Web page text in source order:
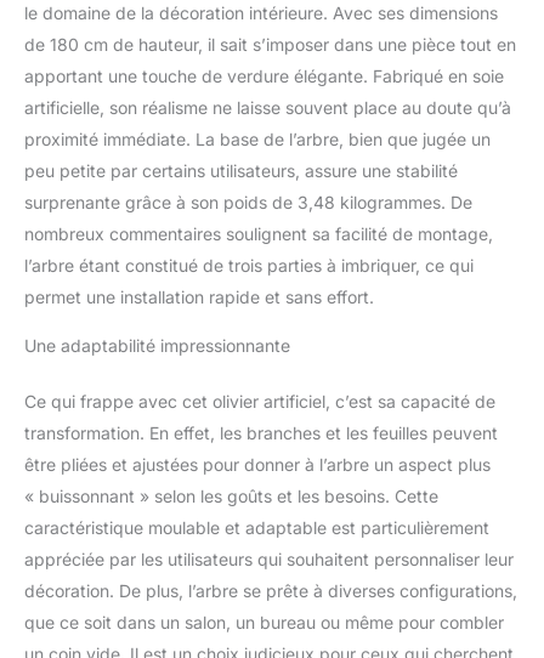
le domaine de la décoration intérieure. Avec ses dimensions
de 180 cm de hauteur, il sait s’imposer dans une pièce tout en
apportant une touche de verdure élégante. Fabriqué en soie
artificielle, son réalisme ne laisse souvent place au doute qu’à
proximité immédiate. La base de l’arbre, bien que jugée un
peu petite par certains utilisateurs, assure une stabilité
surprenante grâce à son poids de 3,48 kilogrammes. De
nombreux commentaires soulignent sa facilité de montage,
l’arbre étant constitué de trois parties à imbriquer, ce qui
permet une installation rapide et sans effort.
Une adaptabilité impressionnante
Ce qui frappe avec cet olivier artificiel, c’est sa capacité de
transformation. En effet, les branches et les feuilles peuvent
être pliées et ajustées pour donner à l’arbre un aspect plus
« buissonnant » selon les goûts et les besoins. Cette
caractéristique moulable et adaptable est particulièrement
appréciée par les utilisateurs qui souhaitent personnaliser leur
décoration. De plus, l’arbre se prête à diverses configurations,
que ce soit dans un salon, un bureau ou même pour combler
un coin vide. Il est un choix judicieux pour ceux qui cherchent